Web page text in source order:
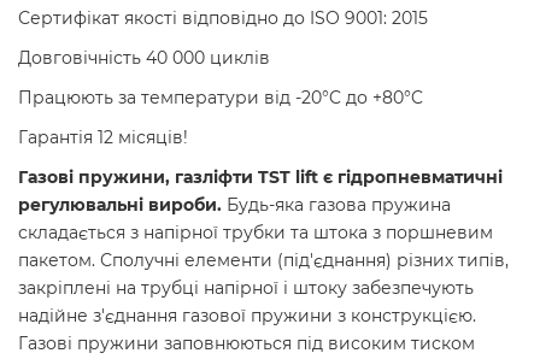
Сертифікат якості відповідно до ISO 9001: 2015
Довговічність 40 000 циклів
Працюють за температури від -20°C до +80°C
Гарантія 12 місяців!
Газові пружини, газліфти TST lift є гідропневматичні
регулювальні вироби. Будь-яка газова пружина
складається з напірної трубки та штока з поршневим
пакетом. Сполучні елементи (під'єднання) різних типів,
закріплені на трубці напірної і штоку забезпечують
надійне з'єднання газової пружини з конструкцією.
Газові пружини заповнюються під високим тиском